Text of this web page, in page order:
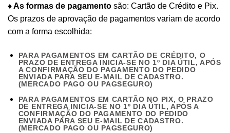
♦ As formas de pagamento são: Cartão de Crédito e Pix.
Os prazos de aprovação de pagamentos variam de acordo
com a forma escolhida:
PARA PAGAMENTOS EM CARTÃO DE CRÉDITO, O
PRAZO DE ENTREGA INICIA-SE NO 1º DIA ÚTIL, APÓS
A CONFIRMAÇÃO DO PAGAMENTO DO PEDIDO
ENVIADA PARA SEU E-MAIL DE CADASTRO.
(MERCADO PAGO OU PAGSEGURO)
PARA PAGAMENTOS EM CARTÃO NO PIX, O PRAZO
DE ENTREGA INICIA-SE NO 1º DIA ÚTIL, APÓS A
CONFIRMAÇÃO DO PAGAMENTO DO PEDIDO
ENVIADA PARA SEU E-MAIL DE CADASTRO.
(MERCADO PAGO OU PAGSEGURO)